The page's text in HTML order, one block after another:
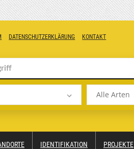
DATENSCHUTZERKLÄRUNG KONTAKT
Alle Arten
IDENTIFIKATION PROJEKTE